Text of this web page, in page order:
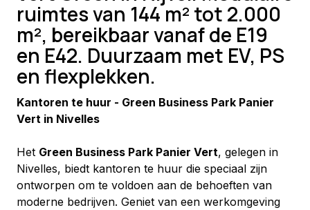
ruimtes van 144 m² tot 2.000
m², bereikbaar vanaf de E19
en E42. Duurzaam met EV, PS
en flexplekken.
Kantoren te huur - Green Business Park Panier
Vert in Nivelles
Het Green Business Park Panier Vert, gelegen in
Nivelles, biedt kantoren te huur die speciaal zijn
ontworpen om te voldoen aan de behoeften van
moderne bedrijven. Geniet van een werkomgeving